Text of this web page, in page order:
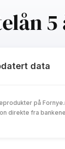
data
på
direkte fra